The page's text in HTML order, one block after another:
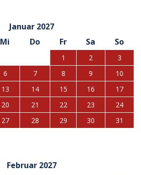
Januar 2027
Mi Do Fr Sa So
1 2
3
6 7 8 9
10
13 14 15 16
17
20 21 22 23
24
27 28 29 30 31
Februar 2027